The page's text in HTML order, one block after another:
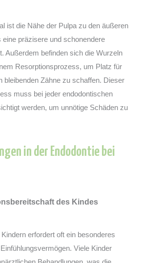
ist die Nähe der Pulpa zu den äußeren
präzisere und schonendere
Außerdem befinden sich die Wurzeln
Resorptionsprozess, um Platz für
bleibenden Zähne zu schaffen. Dieser
muss bei jeder endodontischen
werden, um unnötige Schäden zu
in der Endodontie bei
des Kindes
erfordert oft ein besonderes
Viele Kinder